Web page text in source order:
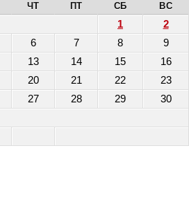
ЧТ ПТ СБ ВС
1
2
6 7 8
9
13 14 15
16
20 21 22
23
27 28 29
30